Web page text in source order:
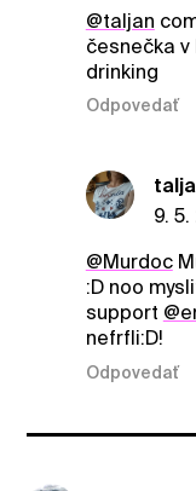
@taljan
česnečka
drinking
Odpovedať
9.
@Murdoc
:D noo
support
nefrfli:D!
Odpovedať